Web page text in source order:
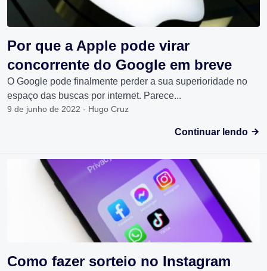
Por que a Apple pode virar
concorrente do Google em breve
O Google pode finalmente perder a sua superioridade no
espaço das buscas por internet. Parece...
9 de junho de 2022 - Hugo Cruz
Continuar lendo
Como fazer sorteio no Instagram